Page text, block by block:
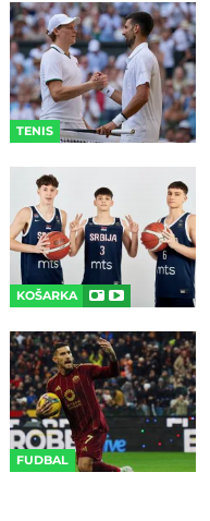
TENIS
KOŠARKA
FUDBAL